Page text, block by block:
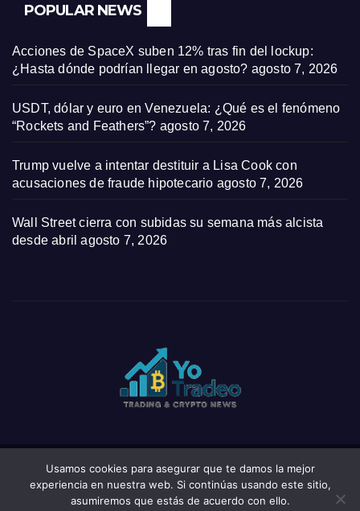
POPULAR NEWS
Acciones de SpaceX suben 12% tras fin del lockup:
¿Hasta dónde podrían llegar en agosto? agosto 7, 2026
USDT, dólar y euro en Venezuela: ¿Qué es el fenómeno
“Rockets and Feathers”? agosto 7, 2026
Trump vuelve a intentar destituir a Lisa Cook con
acusaciones de fraude hipotecario agosto 7, 2026
Wall Street cierra con subidas su semana más alcista
desde abril agosto 7, 2026
Funciona gracias a WordPress|Tema: News Click deThemeansar
Usamos cookies para asegurar que te damos la mejor
experiencia en nuestra web. Si continúas usando este sitio,
asumiremos que estás de acuerdo con ello.